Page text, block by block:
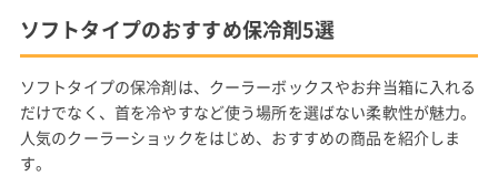
ソフトタイプのおすすめ保冷剤5選
ソフトタイプの保冷剤は、クーラーボックスやお弁当箱に入れる
だけでなく、首を冷やすなど使う場所を選ばない柔軟性が魅力。
人気のクーラーショックをはじめ、おすすめの商品を紹介しま
す。